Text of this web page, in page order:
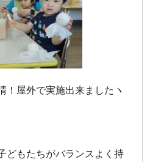
！屋外で実施出来ましたヽ
どもたちがバランスよく持